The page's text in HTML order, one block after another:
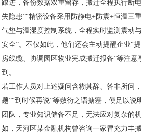
跟进，备份数据双重留存，搬迁全程执行断
失隐患”“精密设备采用防静电+防震+恒温三
气垫与温湿度控制系统，全程实时监测震动
安全”。不仅如此，他们还会主动提醒企业“
房线缆、协调园区物业完成搬迁报备”等注意
到。
若工作人员对上述疑问含糊其辞、答非所问
题”“到时候再说”等敷衍之语搪塞，便足以说
团队，专业知识储备不足，无法应对复杂的
如，天河区某金融机构曾咨询一家冒充力丰